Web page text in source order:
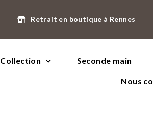
Retrait en boutique à Rennes
Collection Seconde main
Nous